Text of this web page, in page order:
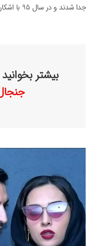
جدا شدند و در سال 95 با اشکان خطیبی ازدواج نمود.
بیشتر